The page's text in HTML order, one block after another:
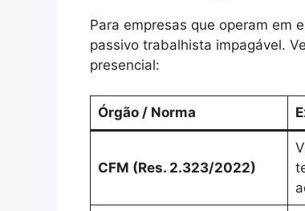
Para empresas que operam em
passivo trabalhista impagável.
presencial:
Órgão / Norma
CFM (Res. 2.323/2022)